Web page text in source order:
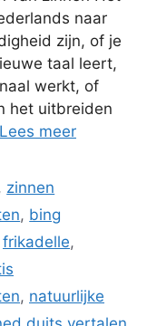
naar
zijn, of je
taal leert,
werkt, of
het uitbreiden
Lees meer
zinnen
, bing
frikadelle,
, natuurlijke